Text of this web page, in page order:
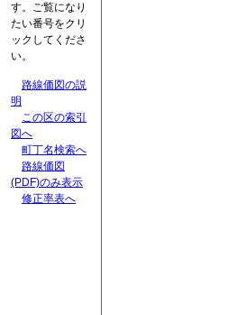
す。ご覧になり
たい番号をクリ
ックしてくださ
い。
路線価図の説
明
この区の索引
図へ
町丁名検索へ
路線価図
(PDF)のみ表示
修正率表へ